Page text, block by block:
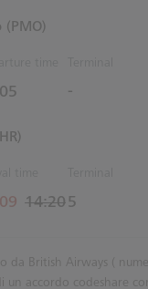
(PMO)
Tempo
-
Tempo
Tempo
14:205
da British Airways (
un accordo codeshare